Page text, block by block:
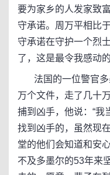
要为家乡的人发家致
守承诺。周万平相比
守承诺在守护一个烈
了，这是最令我感动
法国的一位警官多
万个文件，走了几十
捕到凶手，他说：“我
找到凶手的，虽然现
堂的他们会知道和安
不及多墨尔的53年来